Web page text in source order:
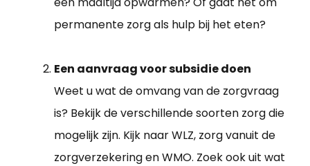
permanente zorg als hulp bij het eten?
Een aanvraag voor subsidie doen
Weet u wat de omvang van de zorgvraag
is? Bekijk de verschillende soorten zorg die
mogelijk zijn. Kijk naar WLZ, zorg vanuit de
zorgverzekering en WMO. Zoek ook uit wat